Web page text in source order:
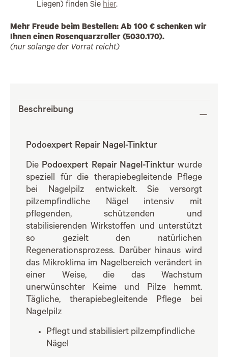
Liegen) finden Sie hier.
Mehr Freude beim Bestellen: Ab 100 € schenken wir
Ihnen einen Rosenquarzroller (5030.170).
(nur solange der Vorrat reicht)
Beschreibung
Podoexpert Repair Nagel-Tinktur
Die Podoexpert Repair Nagel-Tinktur wurde
speziell für die therapiebegleitende Pflege
bei Nagelpilz entwickelt. Sie versorgt
pilzempfindliche Nägel intensiv mit
pflegenden, schützenden und
stabilisierenden Wirkstoffen und unterstützt
so gezielt den natürlichen
Regenerationsprozess. Darüber hinaus wird
das Mikroklima im Nagelbereich verändert in
einer Weise, die das Wachstum
unerwünschter Keime und Pilze hemmt.
Tägliche, therapiebegleitende Pflege bei
Nagelpilz
Pflegt und stabilisiert pilzempfindliche
Nägel